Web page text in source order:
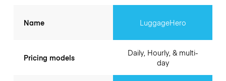
Name
Pricing models
LuggageHero
Daily, Hourly, & multi-
day